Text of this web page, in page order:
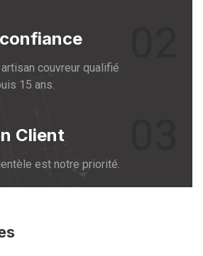
couvreur qualifié
15 ans.
Client
est notre priorité.